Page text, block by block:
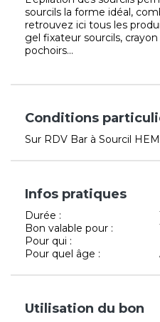
sourcils la forme idéal,
retrouvez ici tous les
gel fixateur sourcils,
pochoirs...
Conditions
Sur RDV Bar à Sourcil
Infos pratiques
Durée :
Bon valable pour :
Pour qui :
Pour quel âge :
Utilisation du bon